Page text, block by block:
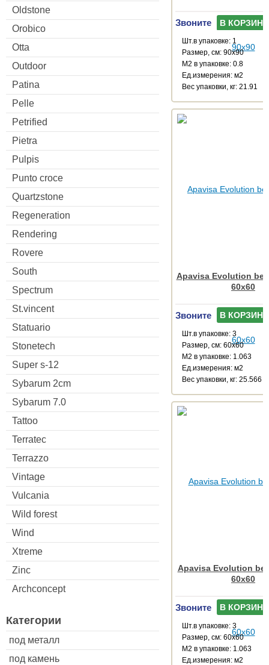
Oldstone
Orobico
Otta
Outdoor
Patina
Pelle
Petrified
Pietra
Pulpis
Punto croce
Quartzstone
Regeneration
Rendering
Rovere
South
Spectrum
St.vincent
Statuario
Stonetech
Super s-12
Sybarum 2cm
Sybarum 7.0
Tattoo
Terratec
Terrazzo
Vintage
Vulcania
Wild forest
Wind
Xtreme
Zinc
Archconcept
Категории
под металл
под камень
Звоните В КОРЗИНУ
Шт.в упаковке: 1
Размер, см: 90x90
М2 в упаковке: 0.8
Ед.измерения: м2
Веc упаковки, кг: 21.91
Apavisa Evolution
60x60
Звоните В КОРЗИНУ
Шт.в упаковке: 3
Размер, см: 60x60
М2 в упаковке: 1.063
Ед.измерения: м2
Веc упаковки, кг: 25.566
Apavisa Evolution
60x60
Звоните В КОРЗИНУ
Шт.в упаковке: 3
Размер, см: 60x60
М2 в упаковке: 1.063
Ед.измерения: м2